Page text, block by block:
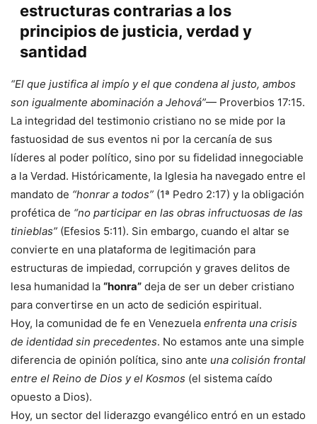
estructuras contrarias a los
principios de justicia, verdad y
santidad
“El que justifica al impío y el que condena al justo, ambos
son igualmente abominación a Jehová”— Proverbios 17:15.
La integridad del testimonio cristiano no se mide por la
fastuosidad de sus eventos ni por la cercanía de sus
líderes al poder político, sino por su fidelidad innegociable
a la Verdad. Históricamente, la Iglesia ha navegado entre el
mandato de “honrar a todos” (1ª Pedro 2:17) y la obligación
profética de “no participar en las obras infructuosas de las
tinieblas” (Efesios 5:11). Sin embargo, cuando el altar se
convierte en una plataforma de legitimación para
estructuras de impiedad, corrupción y graves delitos de
lesa humanidad la “honra” deja de ser un deber cristiano
para convertirse en un acto de sedición espiritual.
Hoy, la comunidad de fe en Venezuela enfrenta una crisis
de identidad sin precedentes. No estamos ante una simple
diferencia de opinión política, sino ante una colisión frontal
entre el Reino de Dios y el Kosmos (el sistema caído
opuesto a Dios).
Hoy, un sector del liderazgo evangélico entró en un estado